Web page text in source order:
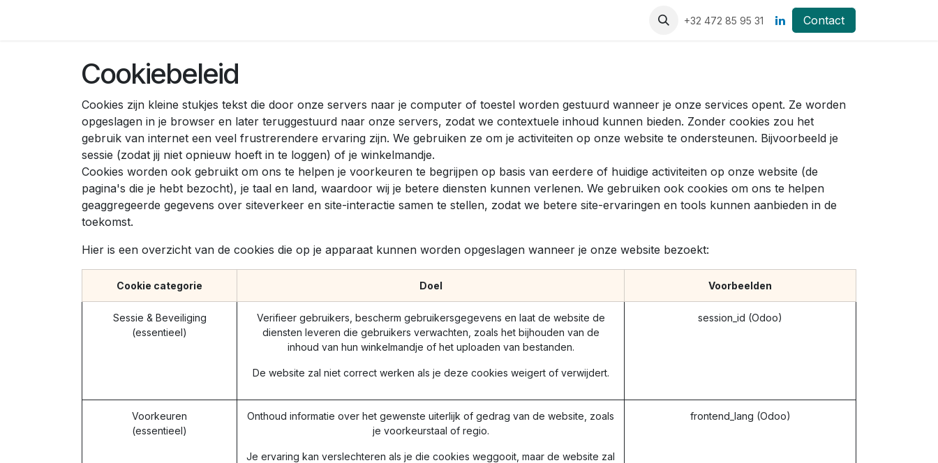
+32 472 85 95 31 Contact
Cookiebeleid
Cookies zijn kleine stukjes tekst die door onze servers naar je computer of toestel worden gestuurd wanneer je onze services opent. Ze worden
opgeslagen in je browser en later teruggestuurd naar onze servers, zodat we contextuele inhoud kunnen bieden. Zonder cookies zou het
gebruik van internet een veel frustrerendere ervaring zijn. We gebruiken ze om je activiteiten op onze website te ondersteunen. Bijvoorbeeld je
sessie (zodat jij niet opnieuw hoeft in te loggen) of je winkelmandje.
Cookies worden ook gebruikt om ons te helpen je voorkeuren te begrijpen op basis van eerdere of huidige activiteiten op onze website (de
pagina's die je hebt bezocht), je taal en land, waardoor wij je betere diensten kunnen verlenen. We gebruiken ook cookies om ons te helpen
geaggregeerde gegevens over siteverkeer en site-interactie samen te stellen, zodat we betere site-ervaringen en tools kunnen aanbieden in de
toekomst.
Hier is een overzicht van de cookies die op je apparaat kunnen worden opgeslagen wanneer je onze website bezoekt:
Cookie categorie Doel Voorbeelden
Sessie & Beveiliging
(essentieel)
Verifieer gebruikers, bescherm gebruikersgegevens en laat de website de
diensten leveren die gebruikers verwachten, zoals het bijhouden van de
inhoud van hun winkelmandje of het uploaden van bestanden.
De website zal niet correct werken als je deze cookies weigert of verwijdert.
session_id (Odoo)
Voorkeuren
(essentieel)
Onthoud informatie over het gewenste uiterlijk of gedrag van de website, zoals
je voorkeurstaal of regio.
Je ervaring kan verslechteren als je die cookies weggooit, maar de website zal
frontend_lang (Odoo)